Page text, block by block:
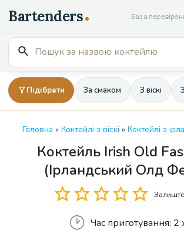
до
вмісту
База
Пошук
для:
Підібрати За смаком З віскі
Головна » Коктейлі з віскі » Коктейлі з
Коктейль Irish Old
(Ірландський Олд
Час приготування: 2
Кількість